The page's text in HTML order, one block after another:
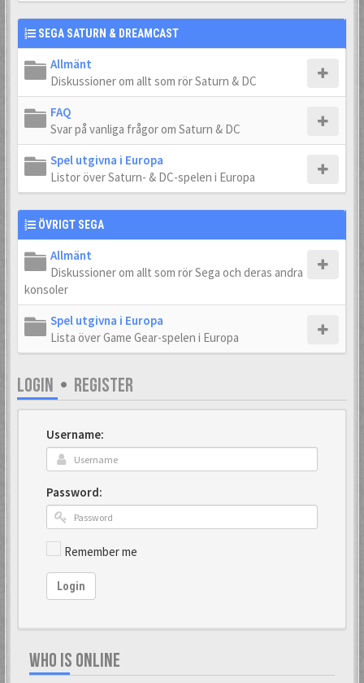
SEGA SATURN & DREAMCAST
Allmänt
Diskussioner om allt som rör Saturn & DC
FAQ
Svar på vanliga frågor om Saturn & DC
Spel utgivna i Europa
Listor över Saturn- & DC-spelen i Europa
ÖVRIGT SEGA
Allmänt
Diskussioner om allt som rör Sega och deras andra
konsoler
Spel utgivna i Europa
Lista över Game Gear-spelen i Europa
LOGIN • REGISTER
Username:
Password:
Remember me
Login
WHO IS ONLINE